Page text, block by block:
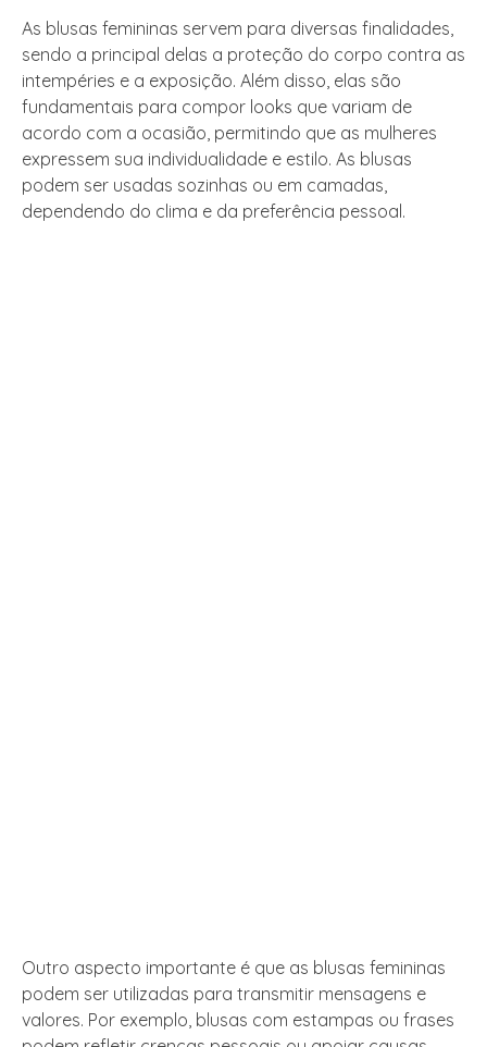
As blusas femininas servem para diversas finalidades,
sendo a principal delas a proteção do corpo contra as
intempéries e a exposição. Além disso, elas são
fundamentais para compor looks que variam de
acordo com a ocasião, permitindo que as mulheres
expressem sua individualidade e estilo. As blusas
podem ser usadas sozinhas ou em camadas,
dependendo do clima e da preferência pessoal.
Outro aspecto importante é que as blusas femininas
podem ser utilizadas para transmitir mensagens e
valores. Por exemplo, blusas com estampas ou frases